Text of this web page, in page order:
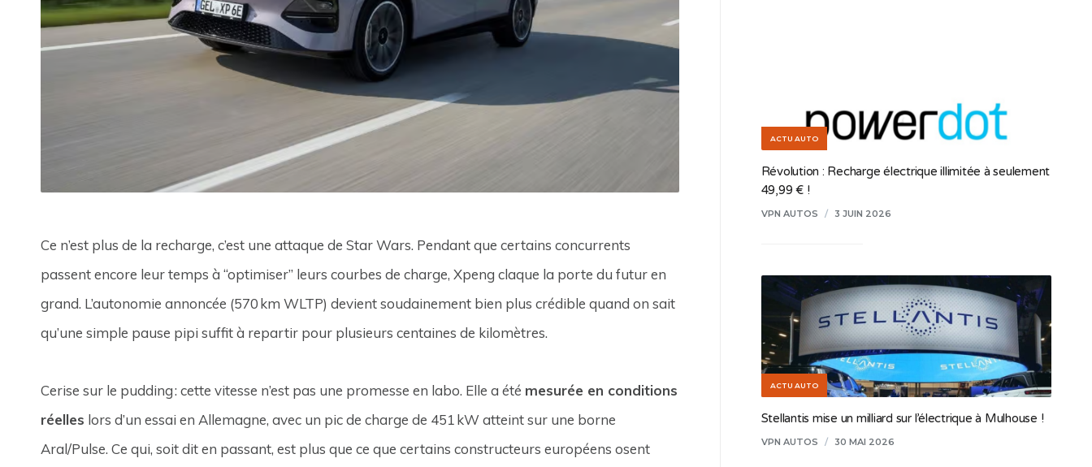
Ce n’est plus de la recharge, c’est une attaque de Star Wars. Pendant que certains concurrents
passent encore leur temps à “optimiser” leurs courbes de charge, Xpeng claque la porte du futur en
grand. L’autonomie annoncée (570 km WLTP) devient soudainement bien plus crédible quand on sait
qu’une simple pause pipi suffit à repartir pour plusieurs centaines de kilomètres.
Cerise sur le pudding : cette vitesse n’est pas une promesse en labo. Elle a été mesurée en conditions
réelles lors d’un essai en Allemagne, avec un pic de charge de 451 kW atteint sur une borne
Aral/Pulse. Ce qui, soit dit en passant, est plus que ce que certains constructeurs européens osent
ACTU AUTO
Révolution : Recharge électrique illimitée à seulement
49,99 € !
VPN AUTOS / 3 JUIN 2026
ACTU AUTO
Stellantis mise un milliard sur l’électrique à Mulhouse !
VPN AUTOS / 30 MAI 2026